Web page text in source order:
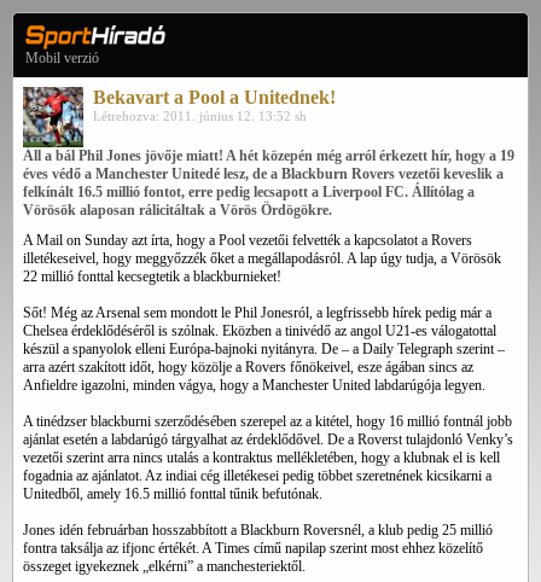
Mobil verzió
Bekavart a Pool a Unitednek!
Létrehozva: 2011. június 12. 13:52 sh
Áll a bál Phil Jones jövője miatt! A hét közepén még arról érkezett hír, hogy a 19
éves védő a Manchester Unitedé lesz, de a Blackburn Rovers vezetői keveslik a
felkínált 16.5 millió fontot, erre pedig lecsapott a Liverpool FC. Állítólag a
Vörösök alaposan rálicitáltak a Vörös Ördögökre.
A Mail on Sunday azt írta, hogy a Pool vezetői felvették a kapcsolatot a Rovers
illetékeseivel, hogy meggyőzzék őket a megállapodásról. A lap úgy tudja, a Vörösök
22 millió fonttal kecsegtetik a blackburnieket!
Sőt! Még az Arsenal sem mondott le Phil Jonesról, a legfrissebb hírek pedig már a
Chelsea érdeklődéséről is szólnak. Eközben a tinivédő az angol U21-es válogatottal
készül a spanyolok elleni Európa-bajnoki nyitányra. De – a Daily Telegraph szerint –
arra azért szakított időt, hogy közölje a Rovers főnökeivel, esze ágában sincs az
Anfieldre igazolni, minden vágya, hogy a Manchester United labdarúgója legyen.
A tinédzser blackburni szerződésében szerepel az a kitétel, hogy 16 millió fontnál jobb
ajánlat esetén a labdarúgó tárgyalhat az érdeklődővel. De a Roverst tulajdonló Venky’s
vezetői szerint arra nincs utalás a kontraktus mellékletében, hogy a klubnak el is kell
fogadnia az ajánlatot. Az indiai cég illetékesei pedig többet szeretnének kicsikarni a
Unitedből, amely 16.5 millió fonttal tűnik befutónak.
Jones idén februárban hosszabbított a Blackburn Roversnél, a klub pedig 25 millió
fontra taksálja az ifjonc értékét. A Times című napilap szerint most ehhez közelítő
összeget igyekeznek „elkérni” a manchesteriektől.